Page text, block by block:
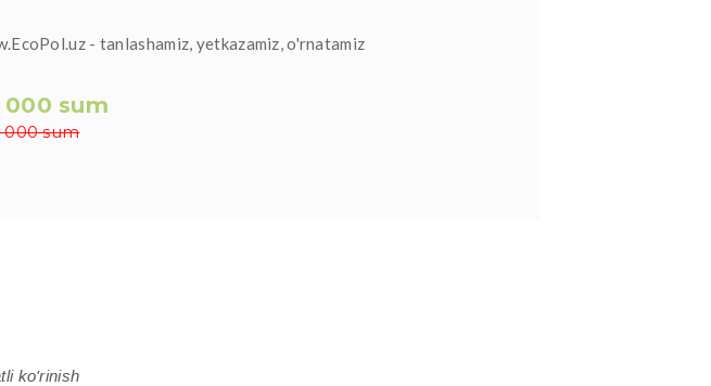
- tanlashamiz, yetkazamiz, o'rnatamiz
000 sum
000 sum
ko'rinish